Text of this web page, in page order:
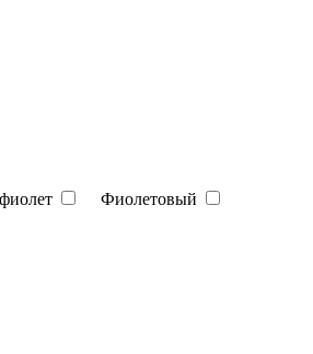
Фиолетовый